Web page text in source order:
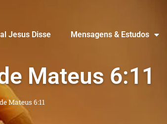
Jesus Disse Mensagens & Estudos
Mateus 6:11
Mateus 6:11